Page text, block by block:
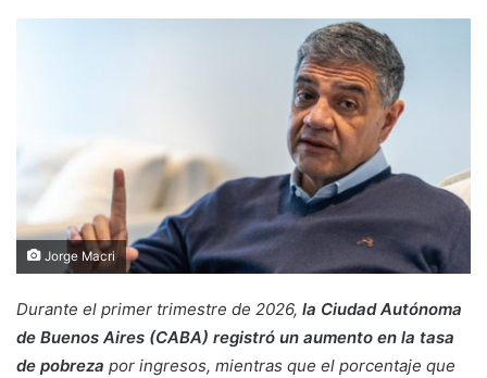
Jorge Macri
Durante el primer trimestre de 2026, la Ciudad Autónoma
de Buenos Aires (CABA) registró un aumento en la tasa
de pobreza por ingresos, mientras que el porcentaje que